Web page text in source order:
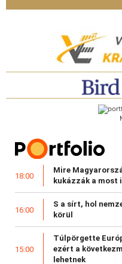
18:00
Mire
kukázzák a most
16:00
S a sírt, hol
körül
15:00
Túlpörgette
ezért a
lehetnek